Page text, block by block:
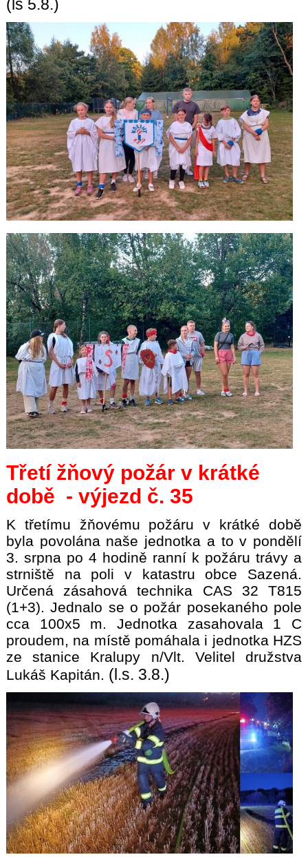
(ls 5.8.)
Třetí žňový požár v krátké
době - výjezd č. 35
K třetímu žňovému požáru v krátké době
byla povolána naše jednotka a to v pondělí
3. srpna po 4 hodině ranní k požáru trávy a
strniště na poli v katastru obce Sazená.
Určená zásahová technika CAS 32 T815
(1+3). Jednalo se o požár posekaného pole
cca 100x5 m. Jednotka zasahovala 1 C
proudem, na místě pomáhala i jednotka HZS
ze stanice Kralupy n/Vlt. Velitel družstva
Lukáš Kapitán. (l.s. 3.8.)